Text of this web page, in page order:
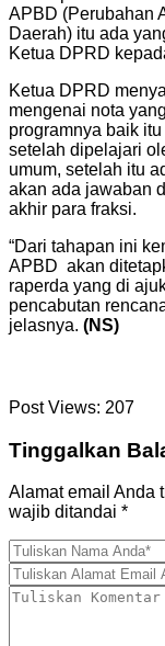
APBD (Perubahan
Daerah) itu ada
Ketua DPRD
Ketua DPRD
mengenai nota
programnya baik
setelah dipelajari
umum, setelah itu
akan ada jawaban
akhir para fraksi.
“Dari tahapan ini
APBD akan
raperda yang di
pencabutan
jelasnya. (NS)
Post Views: 207
Tinggalkan
Alamat email Anda
wajib ditandai *